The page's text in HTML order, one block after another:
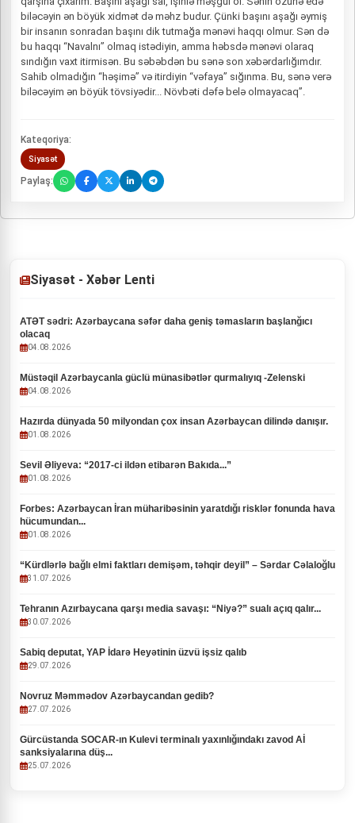
biləcəyin ən böyük xidmət də məhz budur. Çünki başını aşağı əymiş
bir insanın sonradan başını dik tutmağa mənəvi haqqı olmur. Sən də
bu haqqı “Navalnı” olmaq istədiyin, amma həbsdə mənəvi olaraq
sındığın vaxt itirmisən. Bu səbəbdən bu sənə son xəbərdarlığımdır.
Sahib olmadığın “həşimə” və itirdiyin “vəfaya” sığınma. Bu, sənə verə
biləcəyim ən böyük tövsiyədir... Növbəti dəfə belə olmayacaq”.
Kateqoriya:
Siyasət
Paylaş:
Siyasət - Xəbər Lenti
ATƏT sədri: Azərbaycana səfər daha geniş təmasların başlanğıcı
olacaq
04.08.2026
Müstəqil Azərbaycanla güclü münasibətlər qurmalıyıq -Zelenski
04.08.2026
Hazırda dünyada 50 milyondan çox insan Azərbaycan dilində danışır.
01.08.2026
Sevil Əliyeva: “2017-ci ildən etibarən Bakıda...”
01.08.2026
Forbes: Azərbaycan İran müharibəsinin yaratdığı risklər fonunda hava
hücumundan...
01.08.2026
“Kürdlərlə bağlı elmi faktları demişəm, təhqir deyil” – Sərdar Cəlaloğlu
31.07.2026
Tehranın Azırbaycana qarşı media savaşı: “Niyə?” sualı açıq qalır...
30.07.2026
Sabiq deputat, YAP İdarə Heyətinin üzvü işsiz qalıb
29.07.2026
Novruz Məmmədov Azərbaycandan gedib?
27.07.2026
Gürcüstanda SOCAR-ın Kulevi terminalı yaxınlığındakı zavod Aİ
sanksiyalarına düş...
25.07.2026